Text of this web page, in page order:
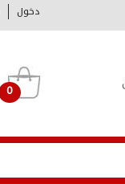
دخول
0